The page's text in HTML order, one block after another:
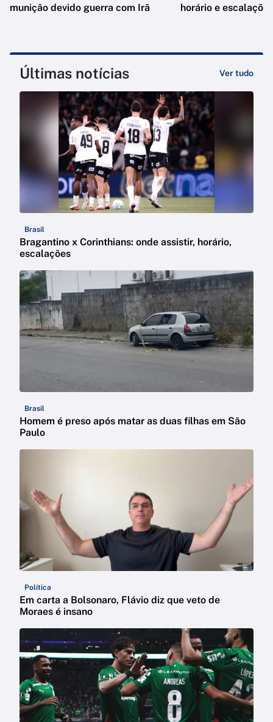
munição devido guerra com Irã
horário e escalações
Últimas notícias Ver tudo
Brasil
Bragantino x Corinthians: onde assistir, horário,
escalações
Brasil
Homem é preso após matar as duas filhas em São
Paulo
Política
Em carta a Bolsonaro, Flávio diz que veto de
Moraes é insano